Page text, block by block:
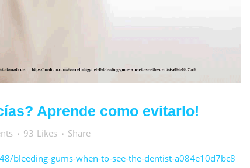
Aprende como evitarlo!
93 Likes Share
bleeding-gums-when-to-see-the-dentist-a084e10d7bc8